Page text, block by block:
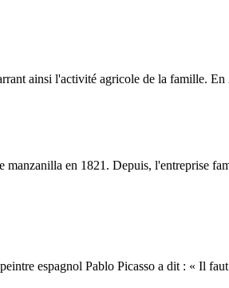
ainsi l'activité agricole de la famille.
en 1821. Depuis, l'entreprise
espagnol Pablo Picasso a dit : « Il